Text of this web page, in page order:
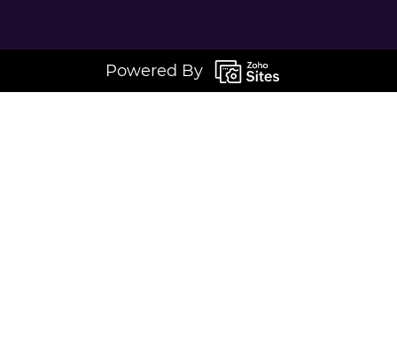
Powered By